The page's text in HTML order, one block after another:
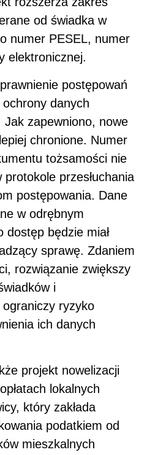
od świadka w
numer PESEL, numer
elektronicznej.
postępowań
danych
Jak zapewniono, nowe
chronione. Numer
tożsamości nie
przesłuchania
postępowania. Dane
w odrębnym
dostęp będzie miał
sprawę. Zdaniem
rozwiązanie zwiększy
i
ryzyko
ich danych
projekt nowelizacji
lokalnych
który zakłada
podatkiem od
mieszkalnych